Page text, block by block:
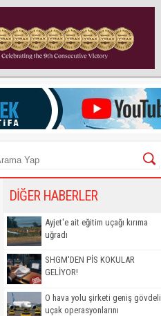
DİĞER HABERLER
Ayjet'e ait eğitim uçağı kırıma
uğradı
SHGM'DEN PİS KOKULAR
GELİYOR!
O hava yolu şirketi geniş gövdeli
uçak operasyonlarını